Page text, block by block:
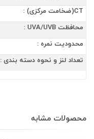
CT(ضخامت مرکزی) :
محافظت UVA/UVB :
محدودیت نمره :
تعداد لنز و نحوه دسته بندی :
محصولات مشابه